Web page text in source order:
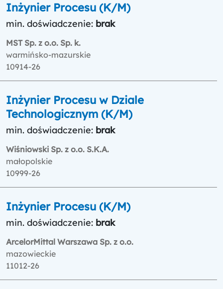
Inżynier Procesu (K/M)
min. doświadczenie: brak
MST Sp. z o.o. Sp. k.
warmińsko-mazurskie
10914-26
Inżynier Procesu w Dziale
Technologicznym (K/M)
min. doświadczenie: brak
Wiśniowski Sp. z o.o. S.K.A.
małopolskie
10999-26
Inżynier Procesu (K/M)
min. doświadczenie: brak
ArcelorMittal Warszawa Sp. z o.o.
mazowieckie
11012-26